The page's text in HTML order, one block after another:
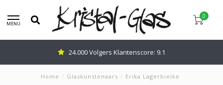
MENU
0
24.000 Volgers Klantenscore: 9.1
Home / Glaskunstenaars / Erika Lagerbielke